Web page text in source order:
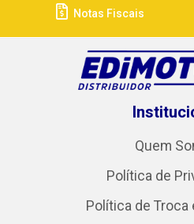
Notas Fiscais
Quem
Política de
Política de Troca